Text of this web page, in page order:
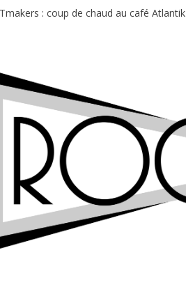
: coup de chaud au café Atlantik
: la leçon de pop du Professeur Puth